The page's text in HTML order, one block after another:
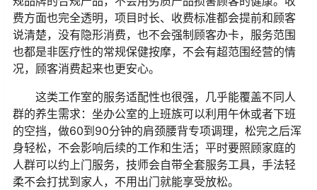
费方面也完全透明，项目时长、收费标准都会提前和顾客
说清楚，没有隐形消费，也不会强制顾客办卡，服务范围
也都是非医疗性的常规保健按摩，不会有超范围经营的情
况，顾客消费起来也更安心。
这类工作室的服务适配性也很强，几乎能覆盖不同人
群的养生需求：坐办公室的上班族可以利用午休或者下班
的空挡，做60到90分钟的肩颈腰背专项调理，松完之后浑
身轻松，不会影响后续的工作和生活；平时要照顾家庭的
人群可以约上门服务，技师会自带全套服务工具，手法轻
柔不会打扰到家人，不用出门就能享受放松。